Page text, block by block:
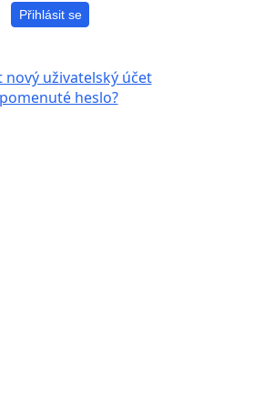
Přihlásit se
nový uživatelský účet
heslo?